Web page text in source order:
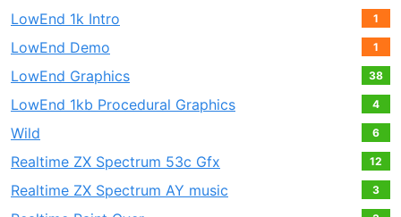
LowEnd 1k Intro 1
LowEnd Demo 1
LowEnd Graphics 38
LowEnd 1kb Procedural Graphics 4
Wild 6
Realtime ZX Spectrum 53c Gfx 12
Realtime ZX Spectrum AY music 3